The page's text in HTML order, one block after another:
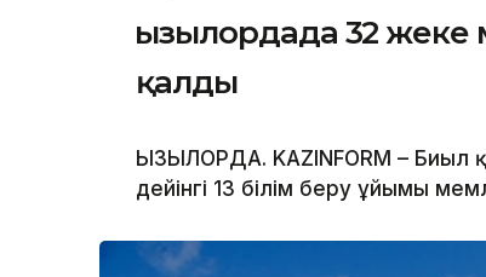
Қызылордада 32
қалды
ҚЫЗЫЛОРДА. KAZINFORM –
дейінгі 13 білім беру ұйымы